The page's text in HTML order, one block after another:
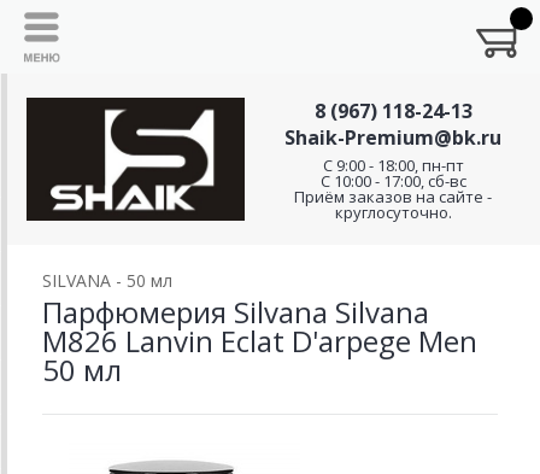
8 (967) 118-24-13
Shaik-Premium@bk.ru
C 9:00 - 18:00, пн-пт
С 10:00 - 17:00, сб-вс
Приём заказов на сайте -
круглосуточно.
SILVANA - 50 мл
Парфюмерия Silvana Silvana
M826 Lanvin Eclat D'arpege Men
50 мл